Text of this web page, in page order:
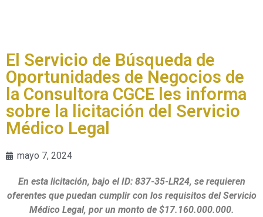
El Servicio de Búsqueda de
Oportunidades de Negocios de
la Consultora CGCE les informa
sobre la licitación del Servicio
Médico Legal
mayo 7, 2024
En esta licitación, bajo el ID: 837-35-LR24, se requieren
oferentes que puedan cumplir con los requisitos del Servicio
Médico Legal, por un monto de $17.160.000.000.